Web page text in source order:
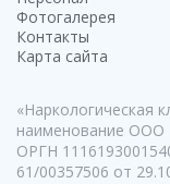
Фотогалерея
Контакты
Карта сайта
«Наркологическая
наименование
ОРГН
61/00357506 от